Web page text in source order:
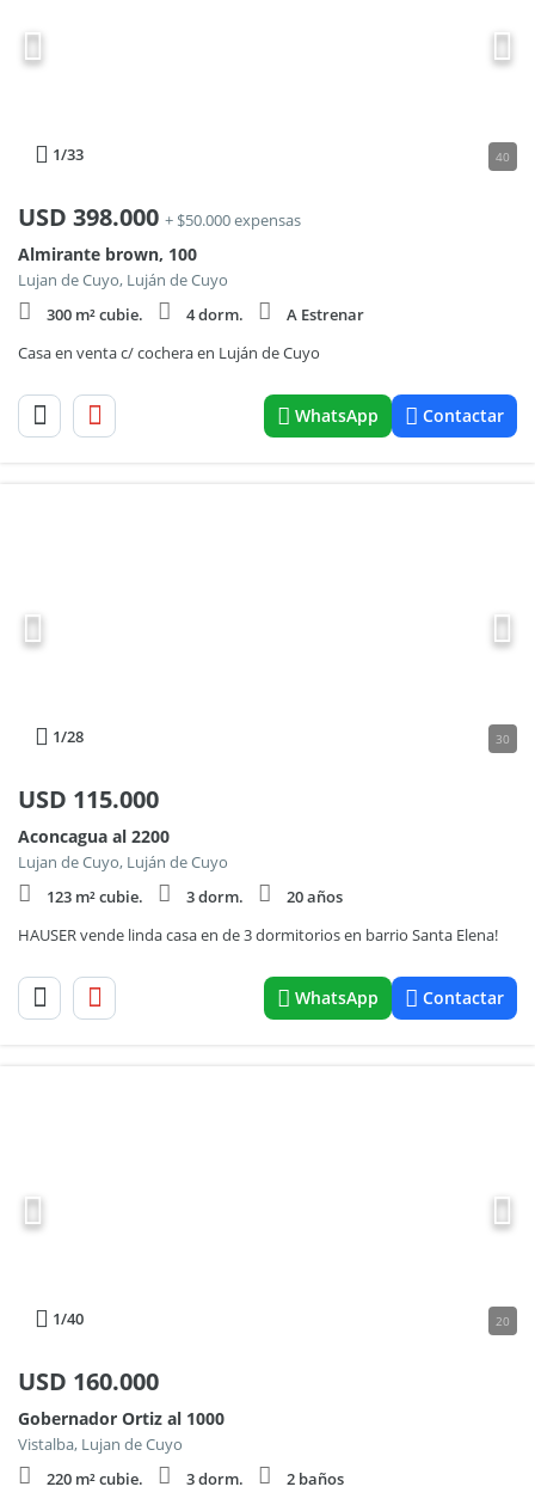
1/33 40
USD 398.000 + $50.000 expensas
Almirante brown, 100
Lujan de Cuyo, Luján de Cuyo
300 m² cubie.
4 dorm.
A Estrenar
Casa en venta c/ cochera en Luján de Cuyo
WhatsApp Contactar
1/28 30
USD 115.000
Aconcagua al 2200
Lujan de Cuyo, Luján de Cuyo
123 m² cubie.
3 dorm.
20 años
HAUSER vende linda casa en de 3 dormitorios en barrio Santa Elena!
WhatsApp Contactar
1/40 20
USD 160.000
Gobernador Ortiz al 1000
Vistalba, Lujan de Cuyo
220 m² cubie.
3 dorm.
2 baños